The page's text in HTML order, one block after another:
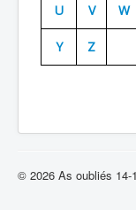
Les As
Cahiers des As
U V W
Y Z
© 2026 As oubliés 14-